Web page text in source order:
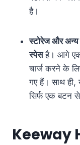
है।
स्टोरेज और अन्य
स्पेसहै। आगे एक
चार्ज करने के
गए हैं। साथ
सिर्फ एक बटन
Keeway